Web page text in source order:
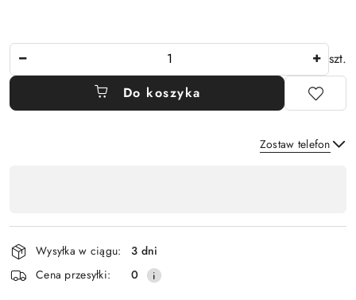
szt.
Do koszyka
Zostaw telefon
płatność
i
dostawa
Wysyłka w ciągu:
3 dni
Cena przesyłki:
0